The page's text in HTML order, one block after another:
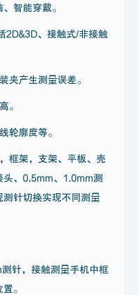
智能穿戴。
2D&3D、接触式/非接触
夹产生测量误差。
。
轮廓度等。
框架，支架、平板、壳
头、0.5mm、1.0mm测
针切换实现不同测量
针，接触测量手机中框
。